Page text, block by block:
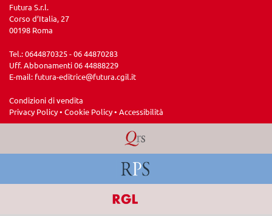
Futura S.r.l.
Corso d’Italia, 27
00198 Roma
Tel.: 0644870325 - 06 44870283
Uff. Abbonamenti 06 44888229
E-mail: futura-editrice@futura.cgil.it
Condizioni di vendita
Privacy Policy• Cookie Policy• Accessibilità